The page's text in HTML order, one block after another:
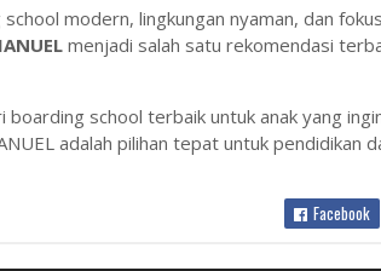
modern, lingkungan nyaman, dan
menjadi salah satu rekomendasi
boarding school terbaik untuk anak yang
adalah pilihan tepat untuk pendidikan
Facebook